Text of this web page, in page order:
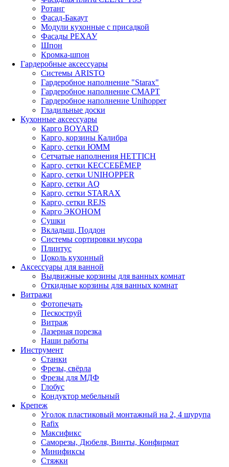
Ротанг
Фасад-Бакаут
Модули кухонные с присадкой
Фасады РЕХАУ
Шпон
Кромка-шпон
Гардеробные аксессуары
Системы ARISTO
Гардеробное наполнение "Starax"
Гардеробное наполнение СМАРТ
Гардеробное наполнение Unihopper
Гладильные доски
Кухонные аксессуары
Карго BOYARD
Карго, корзины Калибра
Карго, сетки ЮММ
Сетчатые наполнения HETTICH
Карго, сетки КЕССЕБЁМЕР
Карго, сетки UNIHOPPER
Карго, сетки AQ
Карго, сетки STARAX
Карго, сетки REJS
Карго ЭКОНОМ
Сушки
Вкладыш, Поддон
Системы сортировки мусора
Плинтус
Цоколь кухонный
Аксессуары для ванной
Выдвижные корзины для ванных комнат
Откидные корзины для ванных комнат
Витражи
Фотопечать
Пескоструй
Витраж
Лазерная порезка
Наши работы
Инструмент
Станки
Фрезы, свёрла
Фрезы для МДФ
Глобус
Кондуктор мебельный
Крепеж
Уголок пластиковый монтажный на 2, 4 шурупа
Rafix
Максификс
Саморезы, Дюбеля, Винты, Конфирмат
Минификсы
Стяжки